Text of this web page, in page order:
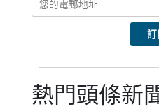
熱門頭條新